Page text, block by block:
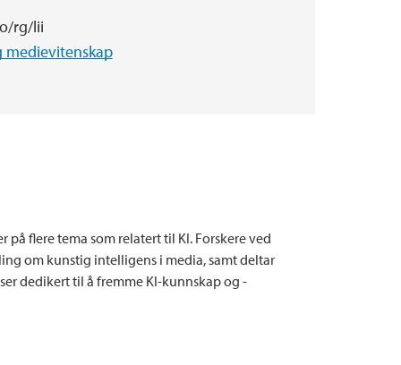
rg/lii
flere tema som relatert til KI. Forskere ved
om kunstig intelligens i media, samt deltar
dedikert til å fremme KI-kunnskap og -